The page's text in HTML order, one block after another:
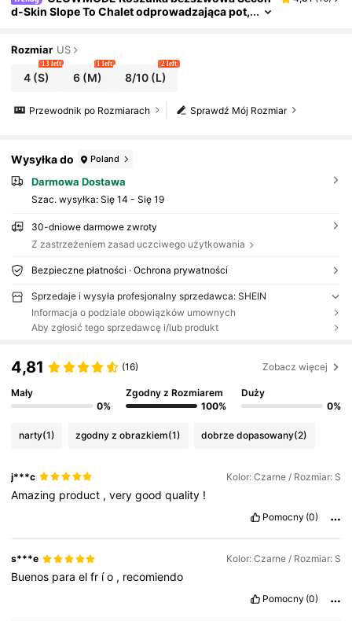
d-Skin Slope To Chalet odprowadzająca pot,
nątrz, codzienna odzież sportowa
Rozmiar US
4 (S)
13 left
6 (M)
1 left
8/10(L)
2 left
Sprawdź Mój Rozmiar
Przewodnik po Rozmiarach
Wysyłka do Poland
Darmowa Dostawa
Szac. wysyłka: Się 14 - Się 19
30-dniowe darmowe zwroty
Z zastrzeżeniem zasad uczciwego użytkowania
Bezpieczne płatności · Ochrona prywatności
Sprzedaje i wysyła profesjonalny sprzedawca: SHEIN
Informacja o podziale obowiązków umownych
Aby zgłosić tego sprzedawcę i/lub produkt
4,81 (16) Zobacz więcej
Mały
0%
Zgodny z Rozmiarem
100%
Duży
0%
narty(1) zgodny z obrazkiem(1) dobrze dopasowany(2)
j***c Kolor: Czarne / Rozmiar: S
Amazing product ,verygoodquality !
Pomocny (0)
s***e Kolor: Czarne / Rozmiar: S
Buenos paraelfr ío , recomiendo
Pomocny (0)